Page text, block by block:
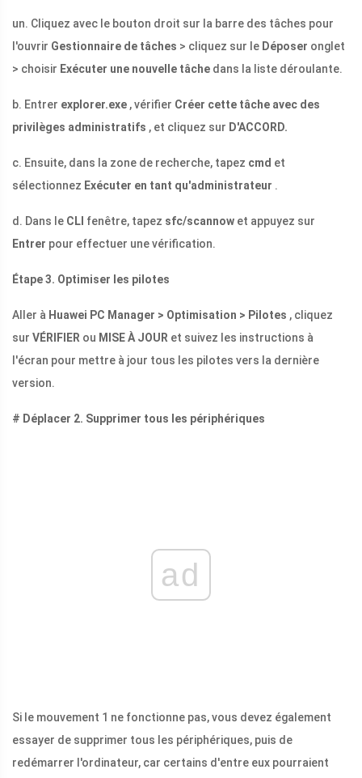
un. Cliquez avec le bouton droit sur la barre des tâches pour
l'ouvrir Gestionnaire de tâches > cliquez sur le Déposer onglet
> choisir Exécuter une nouvelle tâche dans la liste déroulante.
b. Entrer explorer.exe , vérifier Créer cette tâche avec des
privilèges administratifs , et cliquez sur D'ACCORD.
c. Ensuite, dans la zone de recherche, tapez cmd et
sélectionnez Exécuter en tant qu'administrateur .
d. Dans le CLI fenêtre, tapez sfc/scannow et appuyez sur
Entrer pour effectuer une vérification.
Étape 3. Optimiser les pilotes
Aller à Huawei PC Manager > Optimisation > Pilotes , cliquez
sur VÉRIFIER ou MISE À JOUR et suivez les instructions à
l'écran pour mettre à jour tous les pilotes vers la dernière
version.
# Déplacer 2. Supprimer tous les périphériques
ad
Si le mouvement 1 ne fonctionne pas, vous devez également
essayer de supprimer tous les périphériques, puis de
redémarrer l'ordinateur, car certains d'entre eux pourraient